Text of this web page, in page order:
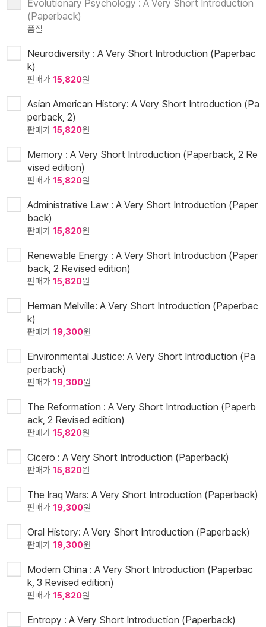
Evolutionary Psychology : A Very Short Introduction
(Paperback)
품절
Neurodiversity : A Very Short Introduction (Paperbac
k)
판매가 15,820원
Asian American History: A Very Short Introduction (Pa
perback, 2)
판매가 15,820원
Memory : A Very Short Introduction (Paperback, 2 Re
vised edition)
판매가 15,820원
Administrative Law : A Very Short Introduction (Paper
back)
판매가 15,820원
Renewable Energy : A Very Short Introduction (Paper
back, 2 Revised edition)
판매가 15,820원
Herman Melville: A Very Short Introduction (Paperbac
k)
판매가 19,300원
Environmental Justice: A Very Short Introduction (Pa
perback)
판매가 19,300원
The Reformation : A Very Short Introduction (Paperb
ack, 2 Revised edition)
판매가 15,820원
Cicero : A Very Short Introduction (Paperback)
판매가 15,820원
The Iraq Wars: A Very Short Introduction (Paperback)
판매가 19,300원
Oral History: A Very Short Introduction (Paperback)
판매가 19,300원
Modern China : A Very Short Introduction (Paperbac
k, 3 Revised edition)
판매가 15,820원
Entropy : A Very Short Introduction (Paperback)